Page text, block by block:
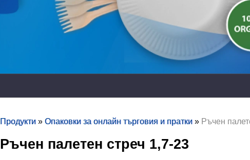
Продукти »Опаковки за онлайн търговия и пратки » Ръчен
Ръчен палетен стреч 1,7-23